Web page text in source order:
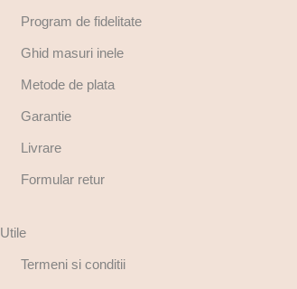
Program de fidelitate
Ghid masuri inele
Metode de plata
Garantie
Livrare
Formular retur
Utile
Termeni si conditii